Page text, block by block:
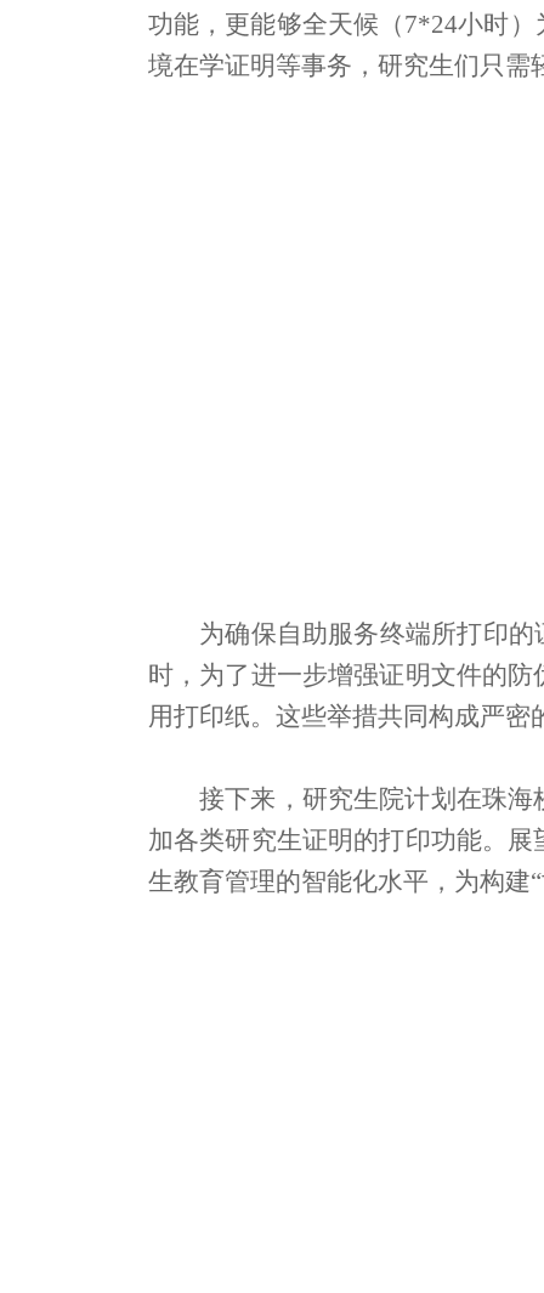
功能，更能够全天候（7*24小时）
境在学证明等事务，研究生们只需
为确保自助服务终端所打印
时，为了进一步增强证明文件的
用打印纸。这些举措共同构成严密
接下来，研究生院计划在珠
加各类研究生证明的打印功能。
生教育管理的智能化水平，为构建